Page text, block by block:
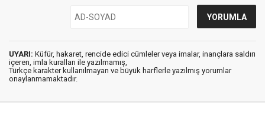
UYARI: Küfür, hakaret, rencide edici cümleler veya imalar, inançlara saldırı
içeren, imla kuralları ile yazılmamış,
Türkçe karakter kullanılmayan ve büyük harflerle yazılmış yorumlar
onaylanmamaktadır.